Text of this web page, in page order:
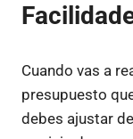
Cuando vas a
presupuesto
debes ajustar